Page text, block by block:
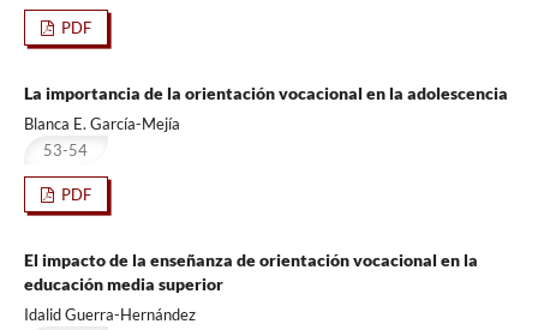
PDF
La importancia de la orientación vocacional en la adolescencia
Blanca E. García-Mejía
53-54
PDF
El impacto de la enseñanza de orientación vocacional en la
educación media superior
Idalid Guerra-Hernández